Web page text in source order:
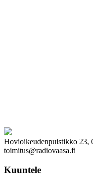
Hovioikeudenpuistikko 23,
toimitus@radiovaasa.fi
Kuuntele